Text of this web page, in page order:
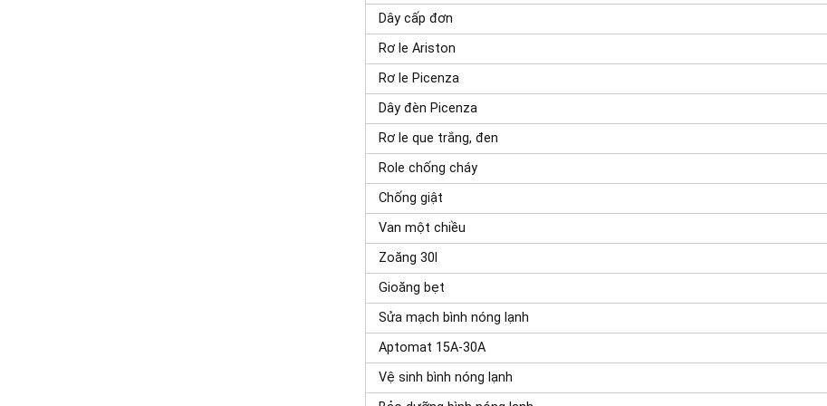
Dây cấp đơn
Rơ le Ariston
Rơ le Picenza
Dây đèn Picenza
Rơ le que trắng, đen
Role chống cháy
Chống giật
Van một chiều
Zoăng 30l
Gioăng bẹt
Sửa mạch bình nóng lạnh
Aptomat 15A-30A
Vệ sinh bình nóng lạnh